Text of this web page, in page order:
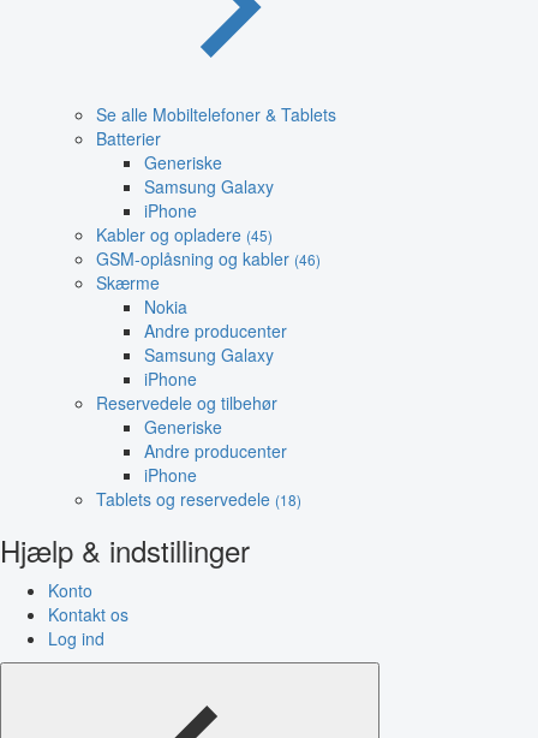
Se alle Mobiltelefoner & Tablets
Batterier
Generiske
Samsung Galaxy
iPhone
Kabler og opladere (45)
GSM-oplåsning og kabler (46)
Skærme
Nokia
Andre producenter
Samsung Galaxy
iPhone
Reservedele og tilbehør
Generiske
Andre producenter
iPhone
Tablets og reservedele (18)
Hjælp & indstillinger
Konto
Kontakt os
Log ind